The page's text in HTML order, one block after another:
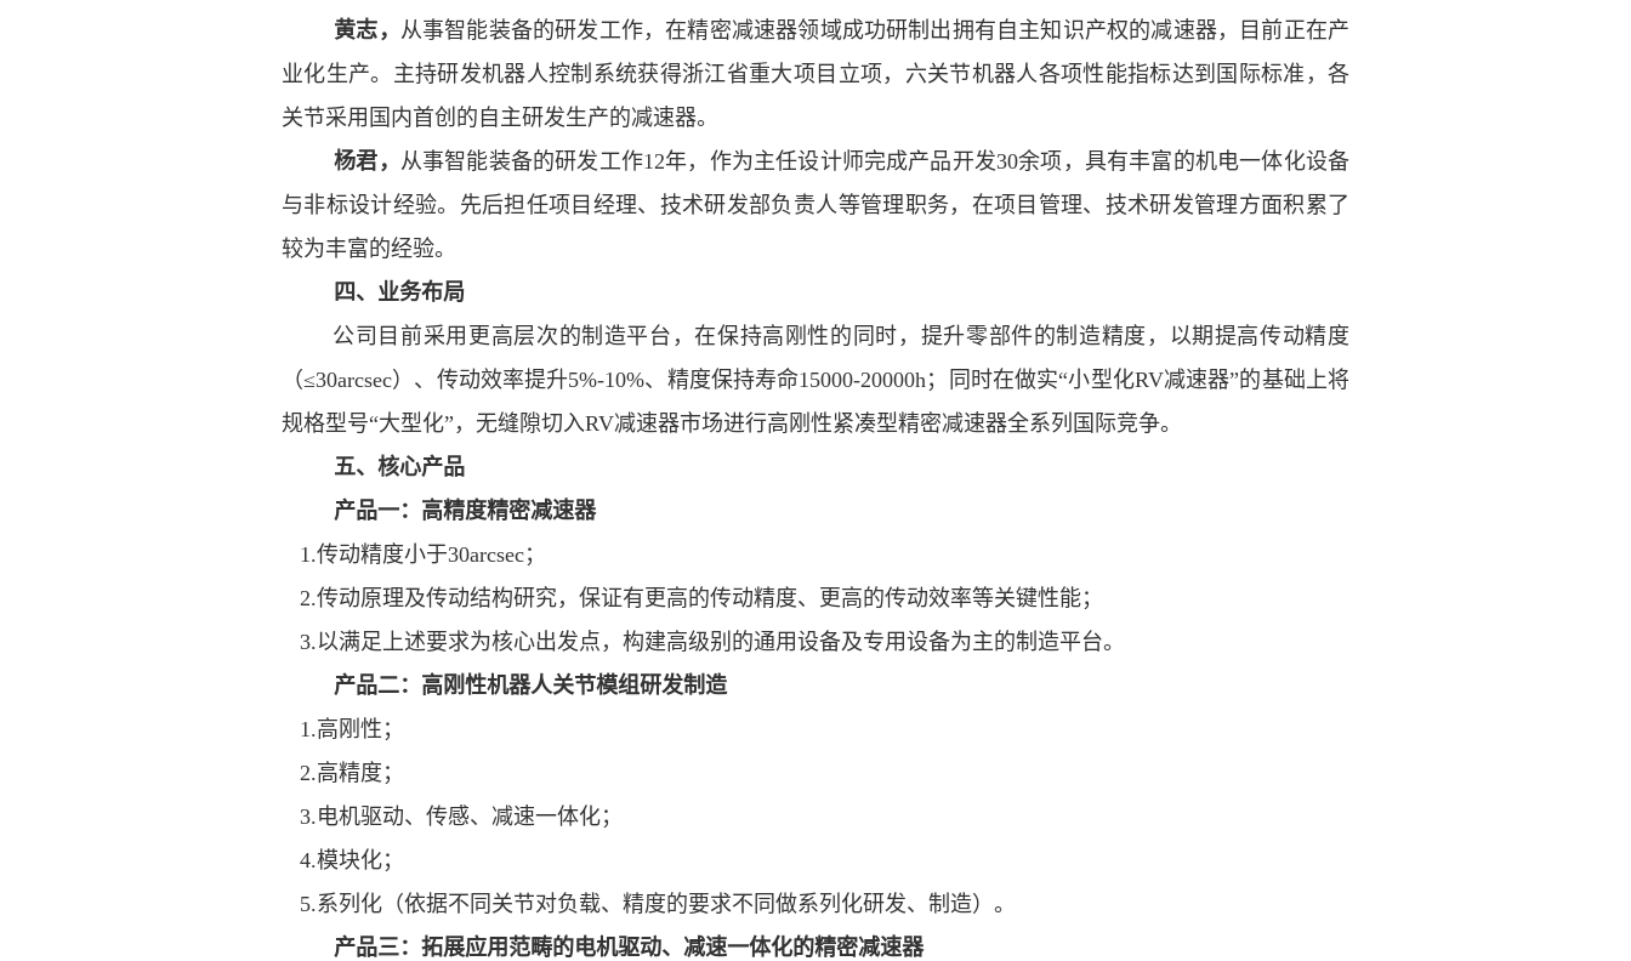
黄志， 从事智能装备的研发工作，在精密减速器领域成功研制出拥有自主知识产权的减速器，目前正在产
业化生产。主持研发机器人控制系统获得浙江省重大项目立项，六关节机器人各项性能指标达到国际标准，各
关节采用国内首创的自主研发生产的减速器。
杨君， 从事智能装备的研发工作12年，作为主任设计师完成产品开发30余项，具有丰富的机电一体化设备
与非标设计经验。先后担任项目经理、技术研发部负责人等管理职务，在项目管理、技术研发管理方面积累了
较为丰富的经验。
四、业务布局
公司目前采用更高层次的制造平台，在保持高刚性的同时，提升零部件的制造精度，以期提高传动精度
（≤30arcsec）、传动效率提升5%-10%、精度保持寿命15000-20000h；同时在做实“小型化RV减速器”的基础上将
规格型号“大型化”，无缝隙切入RV减速器市场进行高刚性紧凑型精密减速器全系列国际竞争。
五、核心产品
产品一： 高精度精密减速器
1.传动精度小于30arcsec；
2.传动原理及传动结构研究，保证有更高的传动精度、更高的传动效率等关键性能；
3.以满足上述要求为核心出发点，构建高级别的通用设备及专用设备为主的制造平台。
产品二：高刚性机器人关节模组研发制造
1.高刚性；
2.高精度；
3.电机驱动、传感、减速一体化；
4.模块化；
5.系列化（依据不同关节对负载、精度的要求不同做系列化研发、制造）。
产品三：拓展应用范畴的电机驱动、减速一体化的精密减速器